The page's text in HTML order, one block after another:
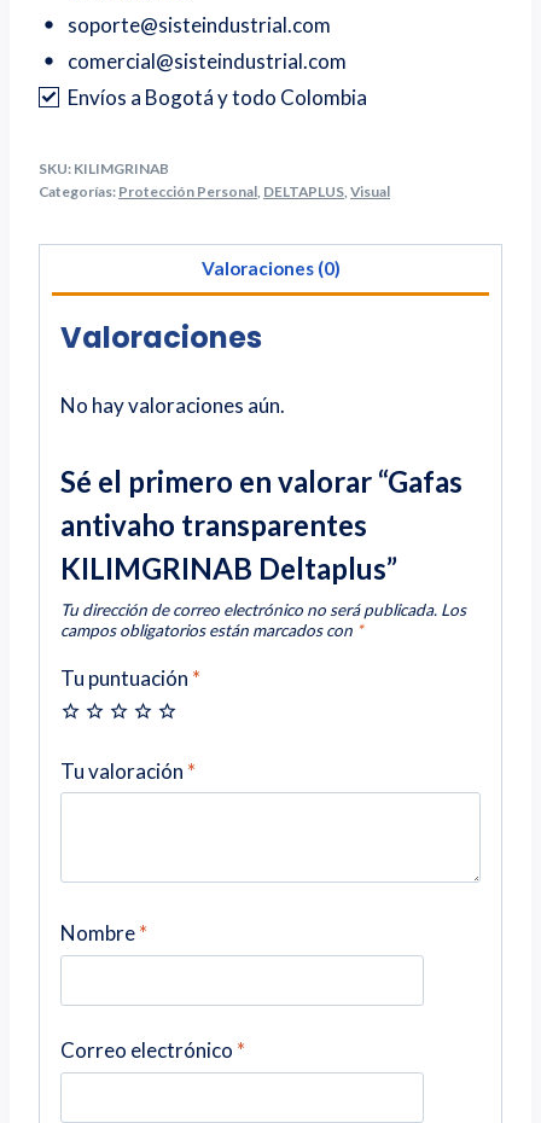
soporte@sisteindustrial.com
comercial@sisteindustrial.com
Envíos a Bogotá y todo Colombia
SKU: KILIMGRINAB
Categorías: Protección Personal DELTAPLUS Visual
Valoraciones (0)
Valoraciones
No hay valoraciones aún.
Sé el primero en valorar “Gafas
antivaho transparentes
KILIMGRINAB Deltaplus”
Tu dirección de correo electrónico no será publicada. Los
campos obligatorios están marcados con *
Tu puntuación *
Tu valoración *
Nombre*
Correo electrónico *